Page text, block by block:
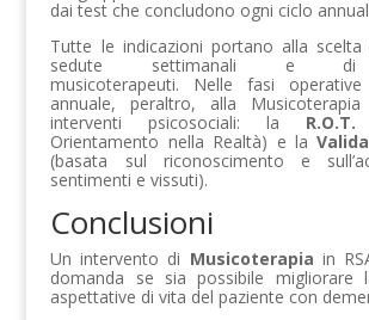
dai test che concludono ogni ciclo
Tutte le indicazioni portano alla
sedute settimanali e di
musicoterapeuti. Nelle fasi
annuale, peraltro, alla
interventi psicosociali: la R.O.T.
Orientamento nella Realtà) e la
(basata sul riconoscimento e
sentimenti e vissuti).
Conclusioni
Un intervento di Musicoterapia in
domanda se sia possibile
aspettative di vita del paziente con